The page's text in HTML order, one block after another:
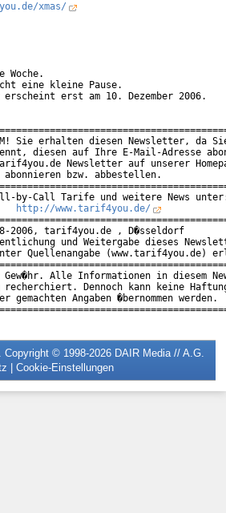
xmas/
Woche.
eine kleine Pause.
erscheint erst am 10. Dezember 2006.
Sie erhalten diesen Newsletter, da
diesen auf Ihre E-Mail-Adresse
Newsletter auf unserer
abonnieren bzw. abbestellen.
by-Call Tarife und weitere News
http://www.tarif4you.de/
2006, tarif4you.de , D�sseldorf
und Weitergabe dieses
Quellenangabe (www.tarif4you.de)
Gew�hr. Alle Informationen in diesem
recherchiert. Dennoch kann keine
gemachten Angaben �bernommen
Copyright © 1998-2026 DAIR Media // A.G.
| Cookie-Einstellungen